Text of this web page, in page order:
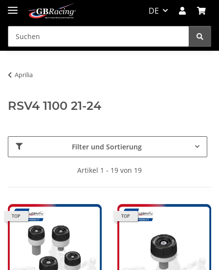
DE
Aprilia
RSV4 1100 21-24
Filter und Sortierung
Artikel 1 - 19 von 19
TOP TOP